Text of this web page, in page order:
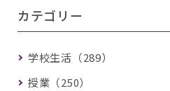
カテゴリー
学校生活（289）
授業（250）